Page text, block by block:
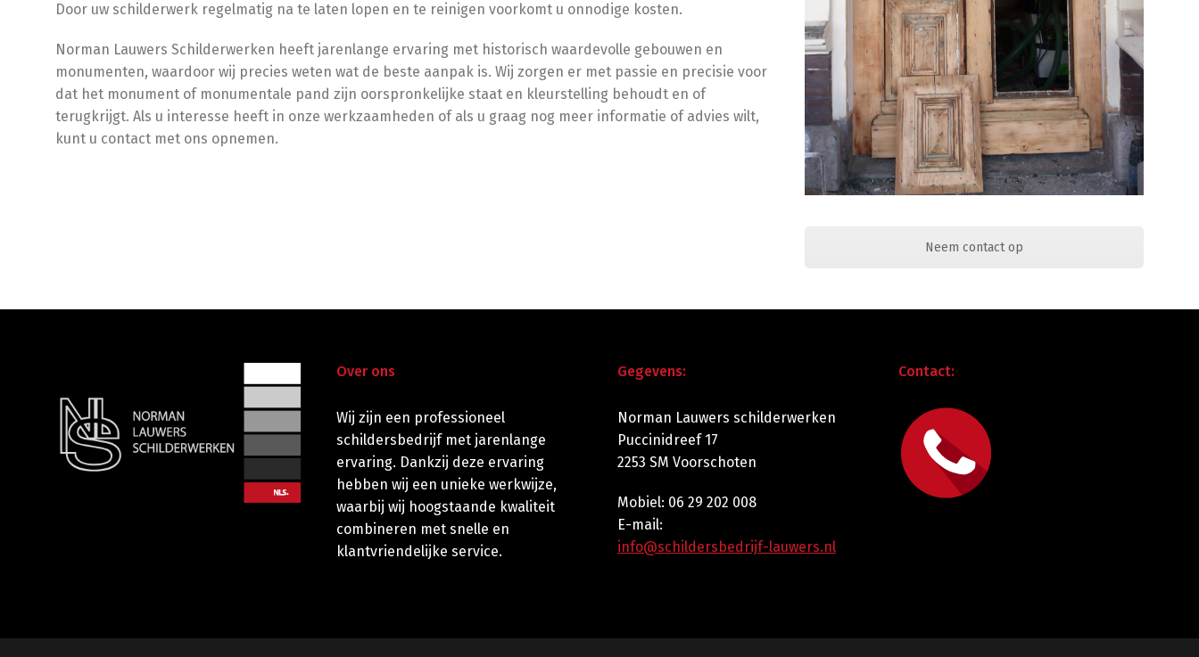
Door uw schilderwerk regelmatig na te laten lopen en te reinigen voorkomt u onnodige kosten.
Norman Lauwers Schilderwerken heeft jarenlange ervaring met historisch waardevolle gebouwen en
monumenten, waardoor wij precies weten wat de beste aanpak is. Wij zorgen er met passie en precisie voor
dat het monument of monumentale pand zijn oorspronkelijke staat en kleurstelling behoudt en of
terugkrijgt. Als u interesse heeft in onze werkzaamheden of als u graag nog meer informatie of advies wilt,
kunt u contact met ons opnemen.
Neem contact op
Over ons
Wij zijn een professioneel
schildersbedrijf met jarenlange
ervaring. Dankzij deze ervaring
hebben wij een unieke werkwijze,
waarbij wij hoogstaande kwaliteit
combineren met snelle en
klantvriendelijke service.
Gegevens:
Norman Lauwers schilderwerken
Puccinidreef 17
2253 SM Voorschoten
Mobiel: 06 29 202 008
E-mail:
info@schildersbedrijf-lauwers.nl
Contact: